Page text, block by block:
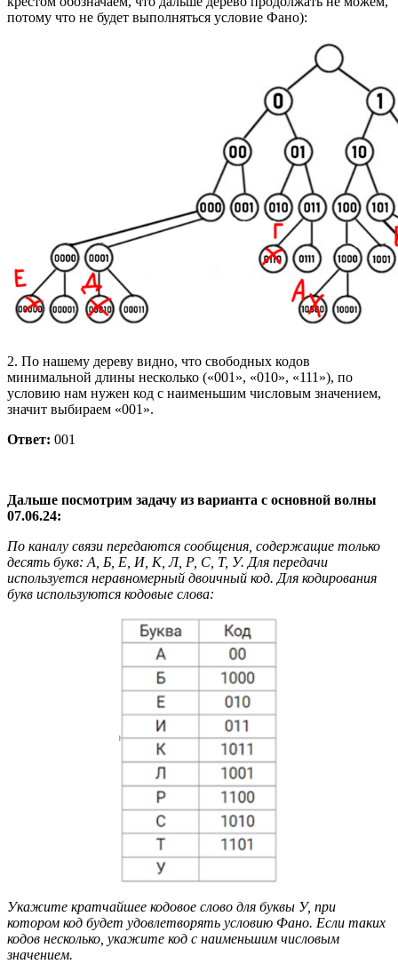
потому что не будет выполняться условие Фано):
2. По нашему дереву видно, что свободных кодов
минимальной длины несколько («001», «010», «111»), по
условию нам нужен код с наименьшим числовым значением,
значит выбираем «001».
Ответ: 001
Дальше посмотрим задачу из варианта с основной волны
07.06.24:
По каналу связи передаются сообщения, содержащие только
десять букв: А, Б, Е, И, К, Л, Р, С, Т, У. Для передачи
используется неравномерный двоичный код. Для кодирования
букв используются кодовые слова:
Укажите кратчайшее кодовое слово для буквы У, при
котором код будет удовлетворять условию Фано. Если таких
кодов несколько, укажите код с наименьшим числовым
значением.